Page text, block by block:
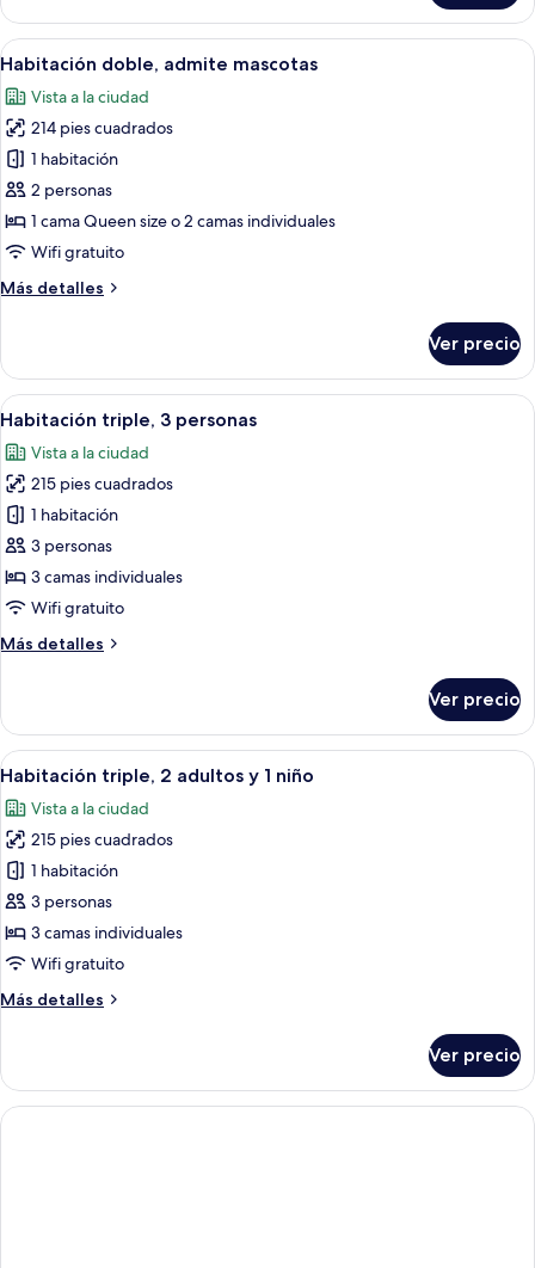
doble
con
mirador
Abrir
todas
las
fotos
de
Habitación
doble,
admite
mascotas
Habitación de hotel con una cama
5
Habitación doble, admite mascotas
Vista a la ciudad
214 pies cuadrados
1 habitación
2 personas
1 cama Queen size o 2 camas individuales
Wifi gratuito
Más detalles
Más
doble,
admite
mascotas
Ver precio
Abrir
todas
las
fotos
de
Habitación
triple,
3
personas
Habitación de hotel con cama
5
Habitación triple, 3 personas
Vista a la ciudad
215 pies cuadrados
1 habitación
3 personas
3 camas individuales
Wifi gratuito
Más detalles
Más
triple,
personas
Ver precio
Abrir
todas
las
fotos
de
Habitación
triple,
2
adultos
y
Habitación de hotel con cama
5
Habitación triple, 2 adultos y 1 niño
Vista a la ciudad
215 pies cuadrados
1 habitación
3 personas
3 camas individuales
Wifi gratuito
Más detalles
Más
triple,
adultos
Ver precio